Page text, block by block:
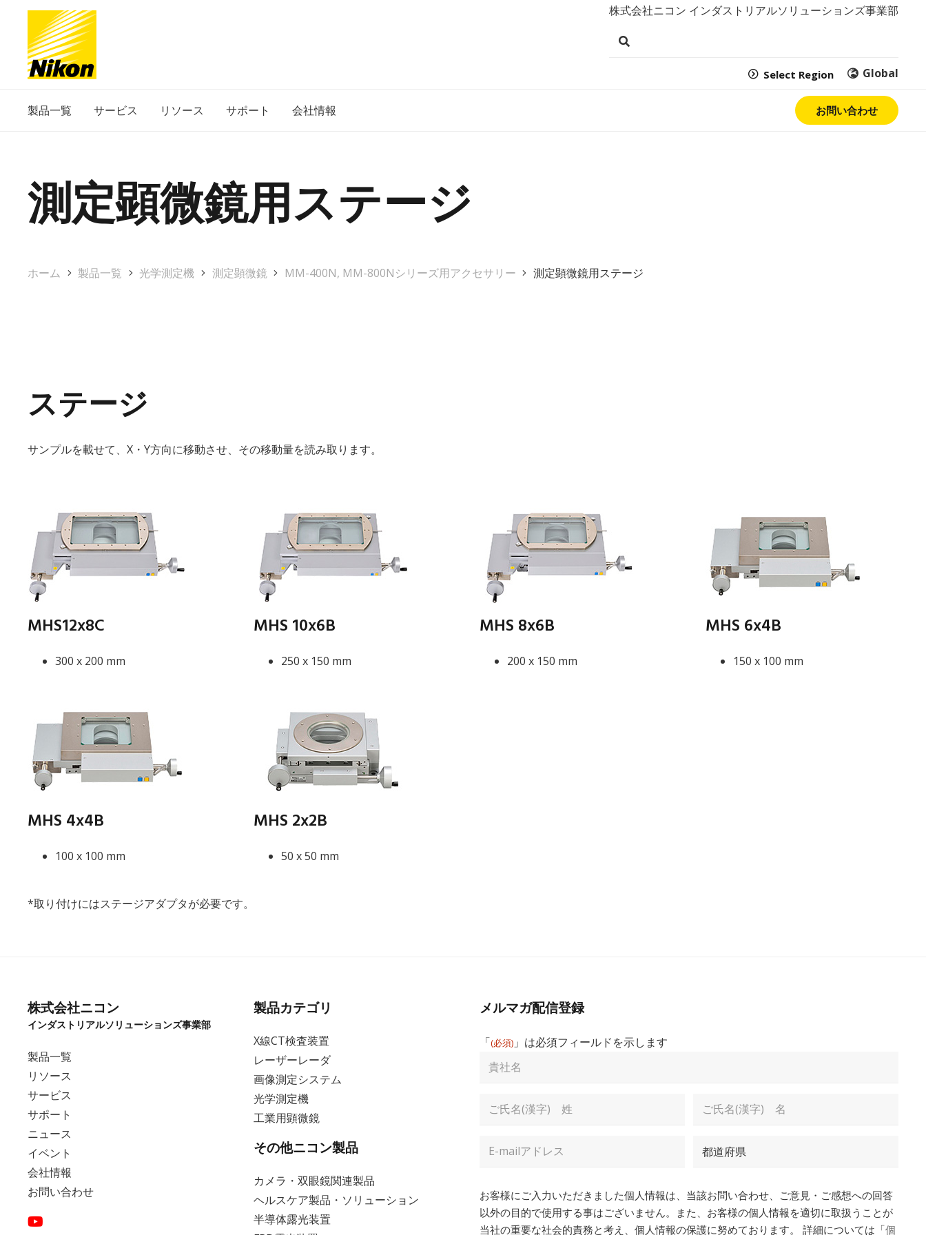
株式会社ニコン インダストリアルソリューションズ事業部
Select Region Global
製品一覧 サービス リソース サポート 会社情報 お問い合わせ
測定顕微鏡用ステージ
ホーム 製品一覧 光学測定機 測定顕微鏡 MM-400N, MM-800Nシリーズ用アクセサリー 測定顕微鏡用ステージ
ステージ
サンプルを載せて、X・Y方向に移動させ、その移動量を読み取ります。
MHS12x8C
300 x 200 mm
MHS 10x6B
250 x 150 mm
MHS 8x6B
200 x 150 mm
MHS 6x4B
150 x 100 mm
MHS 4x4B
100 x 100 mm
MHS 2x2B
50 x 50 mm
*取り付けにはステージアダプタが必要です。
株式会社ニコン
インダストリアルソリューションズ事業部
製品一覧
リソース
サービス
サポート
ニュース
イベント
会社情報
お問い合わせ
製品カテゴリ
X線CT検査装置
レーザーレーダ
画像測定システム
光学測定機
工業用顕微鏡
その他ニコン製品
カメラ・双眼鏡関連製品
ヘルスケア製品・ソリューション
半導体露光装置
メルマガ配信登録
「(必須)​ 」は必須フィールドを示します
社
Name
(必
Email
Address
県
須)​
お客様にご入力いただきました個人情報は、当該お問い合わせ、ご意見・ご感想への回答
以外の目的で使用する事はございません。また、お客様の個人情報を適切に取扱うことが
当社の重要な社会的責務と考え、個人情報の保護に努めております。 詳細については「個